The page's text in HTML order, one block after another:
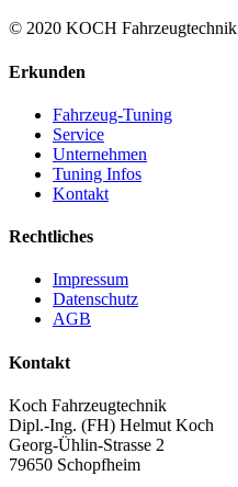
© 2020 KOCH Fahrzeugtechnik
Erkunden
Fahrzeug-Tuning
Service
Unternehmen
Tuning Infos
Kontakt
Rechtliches
Impressum
Datenschutz
AGB
Kontakt
Koch Fahrzeugtechnik
Dipl.-Ing. (FH) Helmut Koch
Georg-Ühlin-Strasse 2
79650 Schopfheim